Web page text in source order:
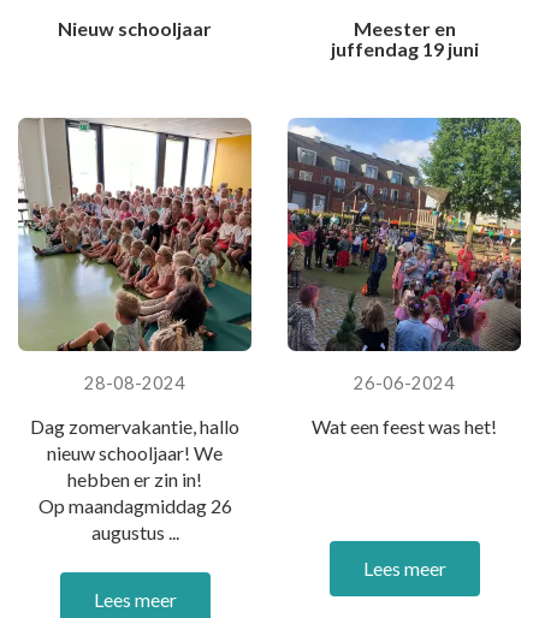
Nieuw schooljaar
28-08-2024
Dag zomervakantie, hallo
nieuw schooljaar! We
hebben er zin in!
Op maandagmiddag 26
augustus ...
Lees meer
Meester en
juffendag 19 juni
26-06-2024
Wat een feest was het!
Lees meer